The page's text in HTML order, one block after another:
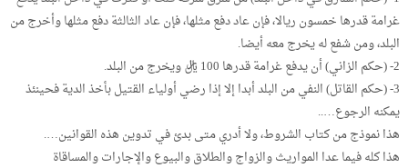
غرامة قدرها خمسون ريالا، فإن عاد دفع مثلها، فإن عاد الثالثة دفع مثلها وأخرج من
البلد، ومن شفع له يخرج معه أيضا.
2- (حكم الزاني) أن يدفع غرامة قدرها 100 ريال ويخرج من البلد.
3- (حكم القاتل) النفي من البلد أبدا إلا إذا رضي أولياء القتيل بأخذ الدية فحينئذ
يمكنه الرجوع…..
هذا نموذج من كتاب الشروط، ولا أدري متى بدئ في تدوين هذه القوانين….
هذا كله فيما عدا المواريث والزواج والطلاق والبيوع والإجارات والمساقاة